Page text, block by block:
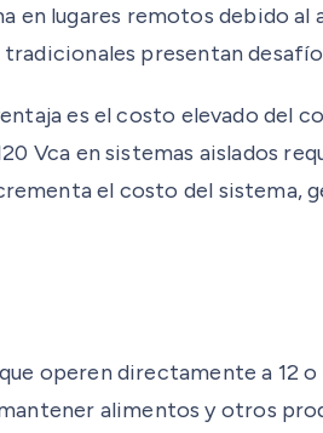
lugares remotos debido al
presentan
es el costo elevado del
en sistemas aislados
el costo del sistema,
operen directamente a 12
alimentos y otros